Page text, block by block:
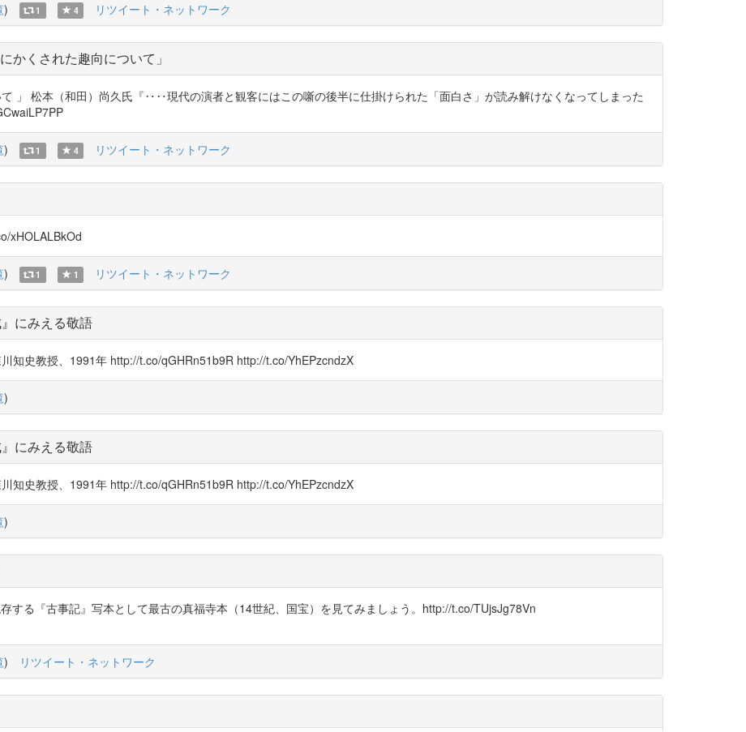
) 1 4 リツイート・ネットワーク
かくされた趣向について」
て 」 松本（和田）尚久氏『‥‥現代の演者と観客にはこの噺の後半に仕掛けられた「面白さ」が読み解けなくなってしまった
) 1 4 リツイート・ネットワーク
xHOLALBkOd
) 1 1 リツイート・ネットワーク
にみえる敬語
知史教授、1991年 http://t.co/qGHRn51b9R http://t.co/YhEPzcndzX
)
にみえる敬語
知史教授、1991年 http://t.co/qGHRn51b9R http://t.co/YhEPzcndzX
)
する『古事記』写本として最古の真福寺本（14世紀、国宝）を見てみましょう。http://t.co/TUjsJg78Vn
) リツイート・ネットワーク